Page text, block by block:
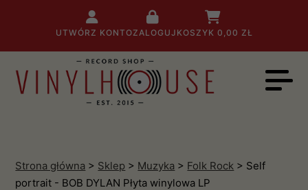
UTWÓRZ KONTOZALOGUJ KOSZYK 0,00 ZŁ
Strona główna > Sklep > Muzyka > Folk Rock > Self
portrait - BOB DYLAN Płyta winylowa LP